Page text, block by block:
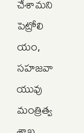
పెట్రోలి
యం,
సహజవా
యువు
మంత్రిత్వ